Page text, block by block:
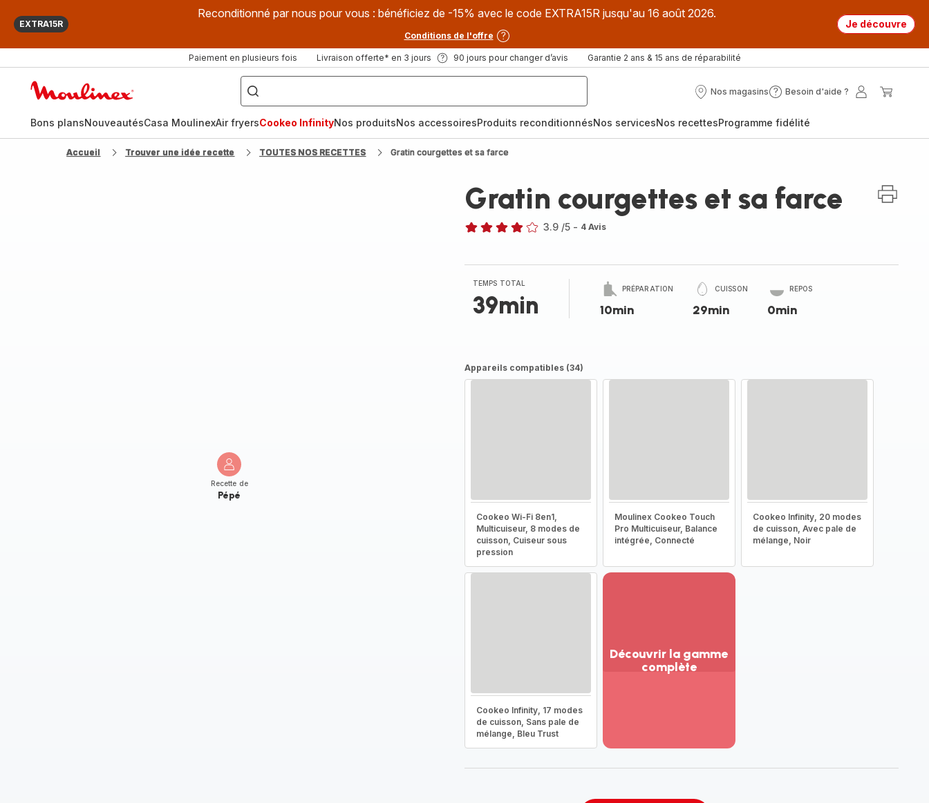
EXTRA15R
Reconditionné par nous pour vous : bénéficiez de -15% avec le code EXTRA15R jusqu'au 16 août 2026.
Conditions de l'offre
Je découvre
Paiement en plusieurs fois Livraison offerte* en 3 jours 90 jours pour changer d’avis Garantie 2 ans & 15 ans de réparabilité
["Que
recherchez-
vous
?",
fryer",
"Companion"]
Nos magasins
Nos
Besoin d'aide ?
Besoin
?
Mon
Bons plansNouveautésCasa MoulinexAir fryersCookeo InfinityNos produitsNos accessoiresProduits reconditionnésNos servicesNos recettesProgramme fidélité
Accueil Trouver une idée recette TOUTES NOS RECETTES Gratin courgettes et sa farce
Recette de
Pépé
Gratin courgettes et sa farce
3.9 /5 - 4 Avis
TEMPS TOTAL
39min
PRÉPARATION
10min
CUISSON
29min
REPOS
0min
Appareils compatibles (34)
Cookeo Wi-Fi 8en1,
Multicuiseur, 8 modes de
cuisson, Cuiseur sous
pression
Moulinex Cookeo Touch
Pro Multicuiseur, Balance
intégrée, Connecté
Cookeo Infinity, 20 modes
de cuisson, Avec pale de
mélange, Noir
Cookeo Infinity, 17 modes
de cuisson, Sans pale de
mélange, Bleu Trust
Découvrir la gamme
complète
gamme